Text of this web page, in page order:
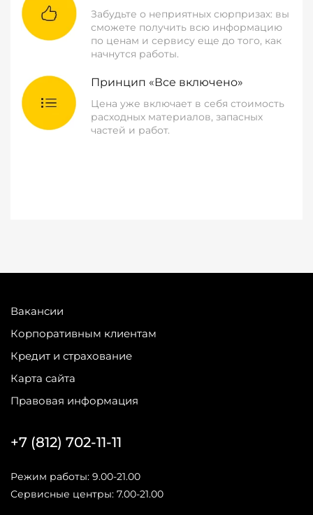
Забудьте о неприятных сюрпризах: вы
сможете получить всю информацию
по ценам и сервису еще до того, как
начнутся работы.
Принцип «Все включено»
Цена уже включает в себя стоимость
расходных материалов, запасных
частей и работ.
Вакансии
Корпоративным клиентам
Кредит и страхование
Карта сайта
Правовая информация
+7 (812) 702-11-11
Режим работы: 9.00-21.00
Сервисные центры: 7.00-21.00